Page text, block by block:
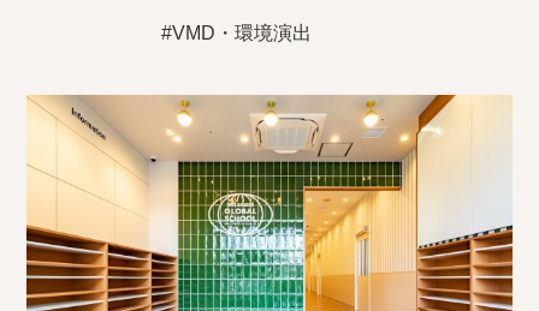
#VMD・環境演出